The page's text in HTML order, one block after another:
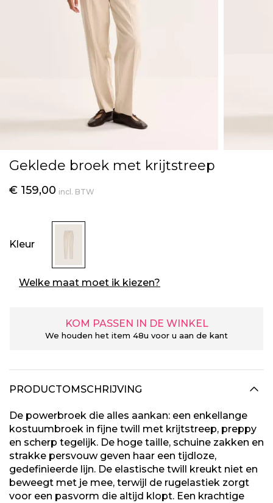
Geklede broek met krijtstreep
€ 159,00 incl. BTW
Kleur
Welke maat moet ik kiezen?
KOM PASSEN IN DE WINKEL
We houden het item 48u voor u aan de kant
PRODUCTOMSCHRIJVING
De powerbroek die alles aankan: een enkellange
kostuumbroek in fijne twill met krijtstreep, preppy
en scherp tegelijk. De hoge taille, schuine zakken en
strakke persvouw geven haar een tijdloze,
gedefinieerde lijn. De elastische twill kreukt niet en
beweegt met je mee, terwijl de rugelastiek zorgt
voor een pasvorm die altijd klopt. Een krachtige